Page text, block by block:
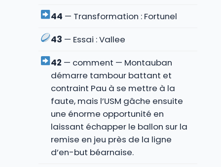
44 — Transformation : Fortunel
43 — Essai : Vallee
42 — comment — Montauban
démarre tambour battant et
contraint Pau à se mettre à la
faute, mais l’USM gâche ensuite
une énorme opportunité en
laissant échapper le ballon sur la
remise en jeu près de la ligne
d’en-but béarnaise.